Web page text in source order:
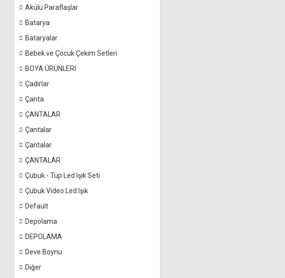
Akülü Paraflaşlar
Batarya
Bataryalar
Bebek ve Çocuk Çekim Setleri
BOYA ÜRÜNLERİ
Çadırlar
Çanta
ÇANTALAR
Çantalar
Çantalar
ÇANTALAR
Çubuk - Tüp Led Işık Seti
Çubuk Video Led Işık
Default
Depolama
DEPOLAMA
Deve Boynu
Diğer